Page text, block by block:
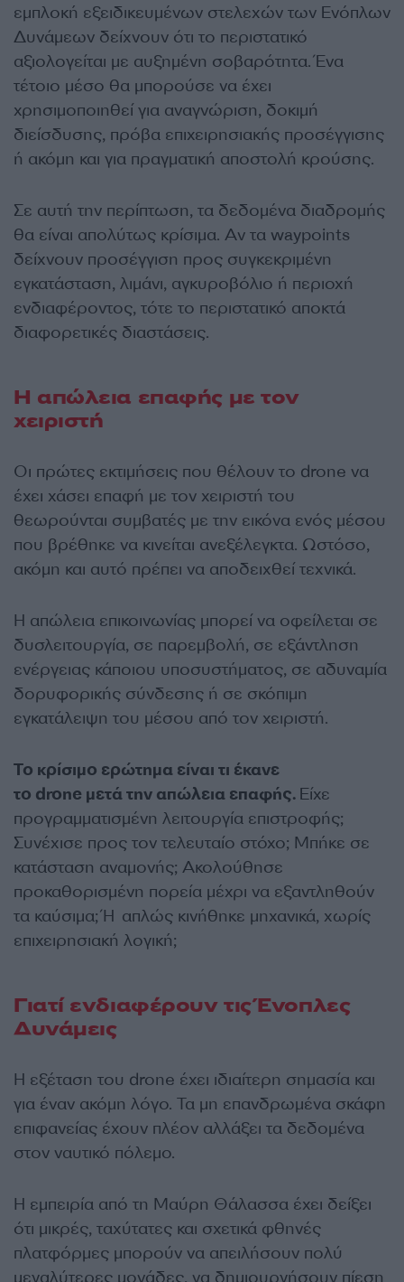
εμπλοκή εξειδικευμένων στελεχών των Ενόπλων
Δυνάμεων δείχνουν ότι το περιστατικό
αξιολογείται με αυξημένη σοβαρότητα. Ένα
τέτοιο μέσο θα μπορούσε να έχει
χρησιμοποιηθεί για αναγνώριση, δοκιμή
διείσδυσης, πρόβα επιχειρησιακής προσέγγισης
ή ακόμη και για πραγματική αποστολή κρούσης.
Σε αυτή την περίπτωση, τα δεδομένα διαδρομής
θα είναι απολύτως κρίσιμα. Αν τα waypoints
δείχνουν προσέγγιση προς συγκεκριμένη
εγκατάσταση, λιμάνι, αγκυροβόλιο ή περιοχή
ενδιαφέροντος, τότε το περιστατικό αποκτά
διαφορετικές διαστάσεις.
Η απώλεια επαφής με τον
χειριστή
Οι πρώτες εκτιμήσεις που θέλουν το drone να
έχει χάσει επαφή με τον χειριστή του
θεωρούνται συμβατές με την εικόνα ενός μέσου
που βρέθηκε να κινείται ανεξέλεγκτα. Ωστόσο,
ακόμη και αυτό πρέπει να αποδειχθεί τεχνικά.
Η απώλεια επικοινωνίας μπορεί να οφείλεται σε
δυσλειτουργία, σε παρεμβολή, σε εξάντληση
ενέργειας κάποιου υποσυστήματος, σε αδυναμία
δορυφορικής σύνδεσης ή σε σκόπιμη
εγκατάλειψη του μέσου από τον χειριστή.
Το κρίσιμο ερώτημα είναι τι έκανε
το drone μετά την απώλεια επαφής. Είχε
προγραμματισμένη λειτουργία επιστροφής;
Συνέχισε προς τον τελευταίο στόχο; Μπήκε σε
κατάσταση αναμονής; Ακολούθησε
προκαθορισμένη πορεία μέχρι να εξαντληθούν
τα καύσιμα; Ή απλώς κινήθηκε μηχανικά, χωρίς
επιχειρησιακή λογική;
Γιατί ενδιαφέρουν τις Ένοπλες
Δυνάμεις
Η εξέταση του drone έχει ιδιαίτερη σημασία και
για έναν ακόμη λόγο. Τα μη επανδρωμένα σκάφη
επιφανείας έχουν πλέον αλλάξει τα δεδομένα
στον ναυτικό πόλεμο.
Η εμπειρία από τη Μαύρη Θάλασσα έχει δείξει
ότι μικρές, ταχύτατες και σχετικά φθηνές
πλατφόρμες μπορούν να απειλήσουν πολύ
μεγαλύτερες μονάδες, να δημιουργήσουν πίεση